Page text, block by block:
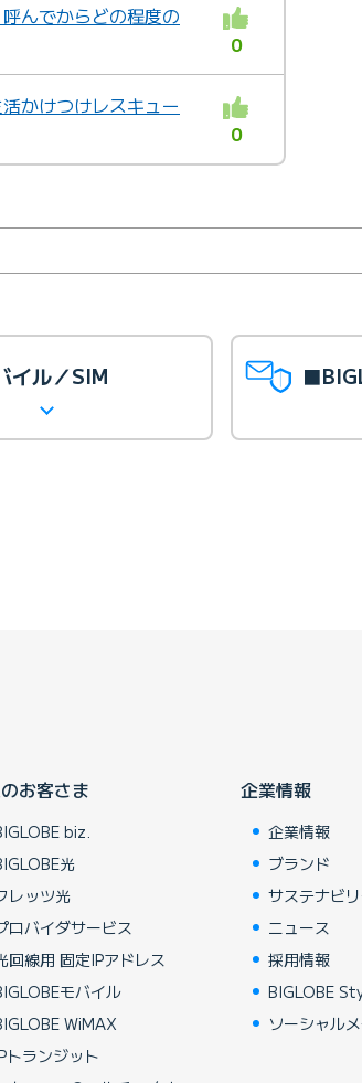
んでからどの程度の
0
かけつけレスキュー
0
イル／SIM
お客さま
biz.
光
レッツ光
ロバイダサービス
回線用 固定IPアドレス
モバイル
WiMAX
トランジット
企業情報
企業情報
ブランド
サステナビ
ニュース
採用情報
BIGLOBE
ソーシャル